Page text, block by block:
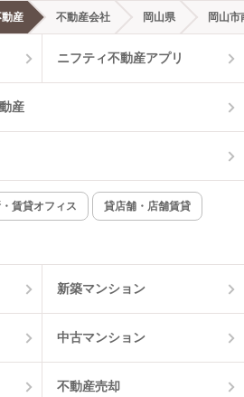
産 不動産会社 岡山県 岡山市
ニフティ不動産アプリ
産
賃貸オフィス 貸店舗・店舗賃貸
新築マンション
中古マンション
不動産売却